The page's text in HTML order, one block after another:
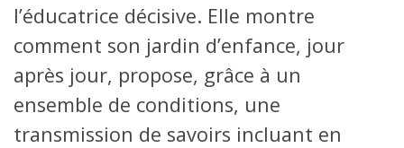
l’éducatrice décisive. Elle montre
comment son jardin d’enfance, jour
après jour, propose, grâce à un
ensemble de conditions, une
transmission de savoirs incluant en